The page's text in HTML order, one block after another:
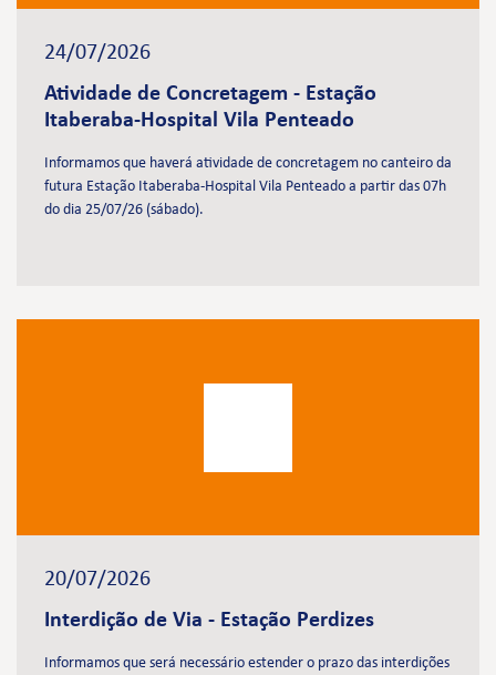
24/07/2026
Atividade de Concretagem - Estação
Itaberaba-Hospital Vila Penteado
Informamos que haverá atividade de concretagem no canteiro da
futura Estação Itaberaba-Hospital Vila Penteado a partir das 07h
do dia 25/07/26 (sábado).
20/07/2026
Interdição de Via - Estação Perdizes
Informamos que será necessário estender o prazo das interdições